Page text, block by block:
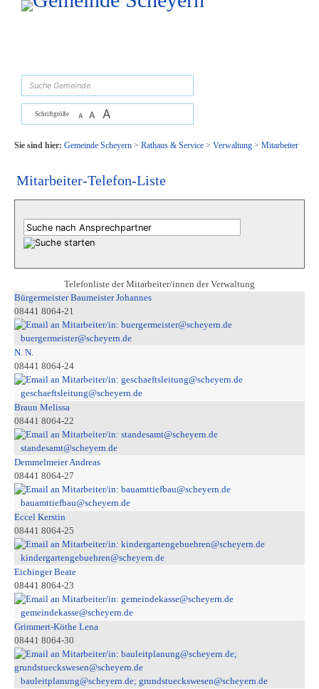
Zum Inhalt, zur Navigationoder zur Startseite springen.
Schriftgröße A A A
Sie sind hier: Gemeinde Scheyern> Rathaus & Service> Verwaltung> Mitarbeiter
Mitarbeiter-Telefon-Liste
Telefonliste der Mitarbeiter/innen der Verwaltung
Bürgermeister Baumeister Johannes
08441 8064-21
buergermeister@scheyern.de
N. N.
08441 8064-24
geschaeftsleitung@scheyern.de
Braun Melissa
08441 8064-22
standesamt@scheyern.de
Demmelmeier Andreas
08441 8064-27
bauamttiefbau@scheyern.de
Eccel Kerstin
08441 8064-25
kindergartengebuehren@scheyern.de
Eichinger Beate
08441 8064-23
gemeindekasse@scheyern.de
Grimmert-Köthe Lena
08441 8064-30
bauleitplanung@scheyern.de; grundstueckswesen@scheyern.de